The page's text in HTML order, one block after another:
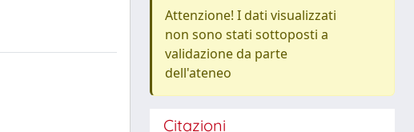
Attenzione! I dati visualizzati
non sono stati sottoposti a
validazione da parte
dell'ateneo
Citazioni